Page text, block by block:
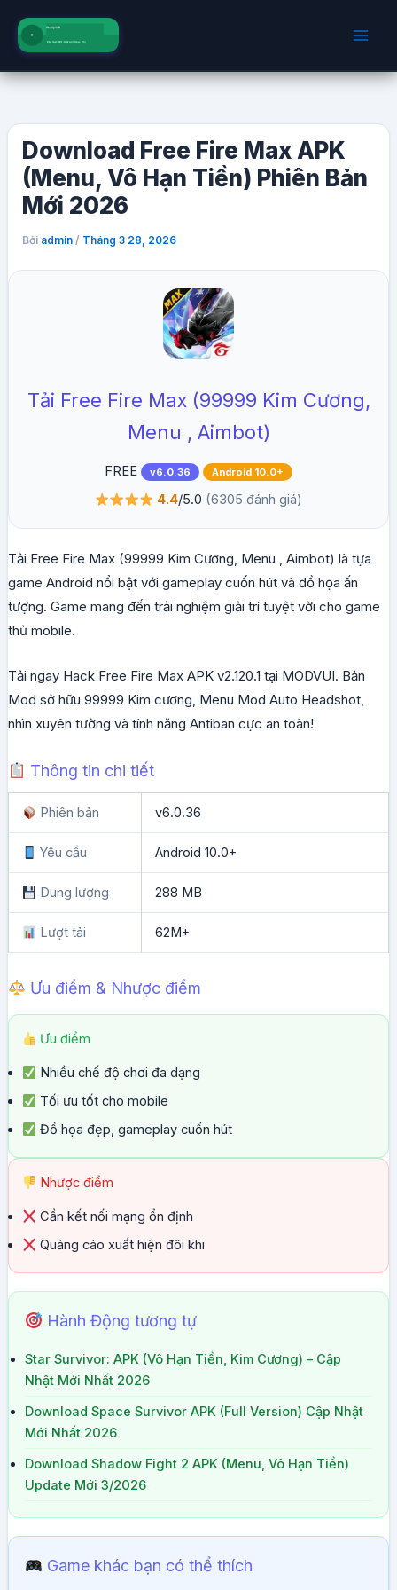
dung
Download Free Fire Max APK
(Menu, Vô Hạn Tiền) Phiên Bản
Mới 2026
Bởi admin / Tháng 3 28, 2026
Tải Free Fire Max (99999 Kim Cương,
Menu , Aimbot)
FREE v6.0.36 Android 10.0+
4.4/5.0 (6305 đánh giá)
Tải Free Fire Max (99999 Kim Cương, Menu , Aimbot) là tựa
game Android nổi bật với gameplay cuốn hút và đồ họa ấn
tượng. Game mang đến trải nghiệm giải trí tuyệt vời cho game
thủ mobile.
Tải ngay Hack Free Fire Max APK v2.120.1 tại MODVUI. Bản
Mod sở hữu 99999 Kim cương, Menu Mod Auto Headshot,
nhìn xuyên tường và tính năng Antiban cực an toàn!
Thông tin chi tiết
Phiên bản v6.0.36
Yêu cầu Android 10.0+
Dung lượng 288 MB
Lượt tải 62M+
Ưu điểm & Nhược điểm
Ưu điểm
Nhiều chế độ chơi đa dạng
Tối ưu tốt cho mobile
Đồ họa đẹp, gameplay cuốn hút
Nhược điểm
Cần kết nối mạng ổn định
Quảng cáo xuất hiện đôi khi
Hành Động tương tự
Star Survivor: APK (Vô Hạn Tiền, Kim Cương) – Cập
Nhật Mới Nhất 2026
Download Space Survivor APK (Full Version) Cập Nhật
Mới Nhất 2026
Download Shadow Fight 2 APK (Menu, Vô Hạn Tiền)
Update Mới 3/2026
Game khác bạn có thể thích